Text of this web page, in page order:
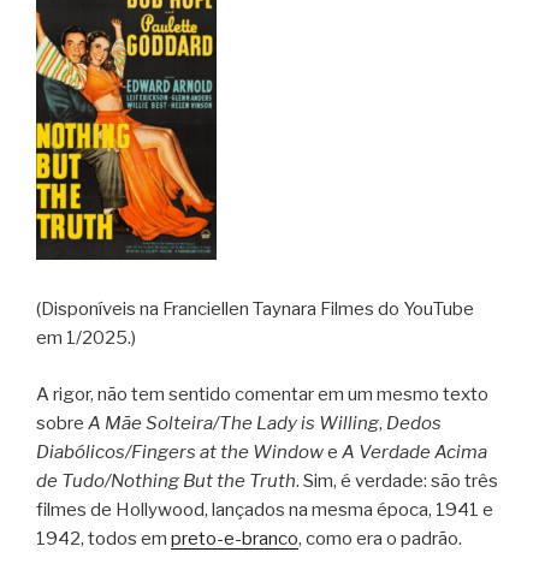
(Disponíveis na Franciellen Taynara Filmes do YouTube
em 1/2025.)
A rigor, não tem sentido comentar em um mesmo texto
sobre A Mãe Solteira/The Lady is Willing, Dedos
Diabólicos/Fingers at the Windowe A Verdade Acima
de Tudo/Nothing But the Truth. Sim, é verdade: são três
filmes de Hollywood, lançados na mesma época, 1941 e
1942, todos em preto-e-branco, como era o padrão.